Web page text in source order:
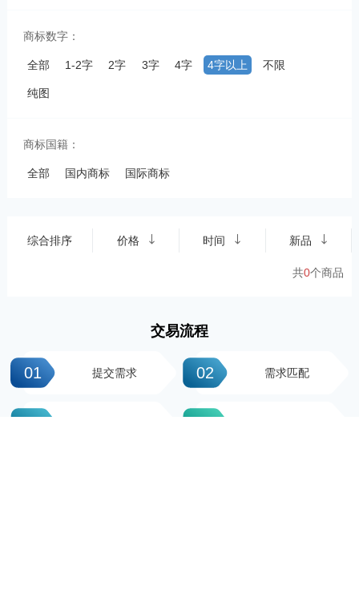
商标数字：
全部 1-2字 2字 3字 4字 4字以上 不限
纯图
商标国籍：
全部 国内商标 国际商标
综合排序 价格 时间 新品
共0个商品
交易流程
01 提交需求 02 需求匹配
03 04